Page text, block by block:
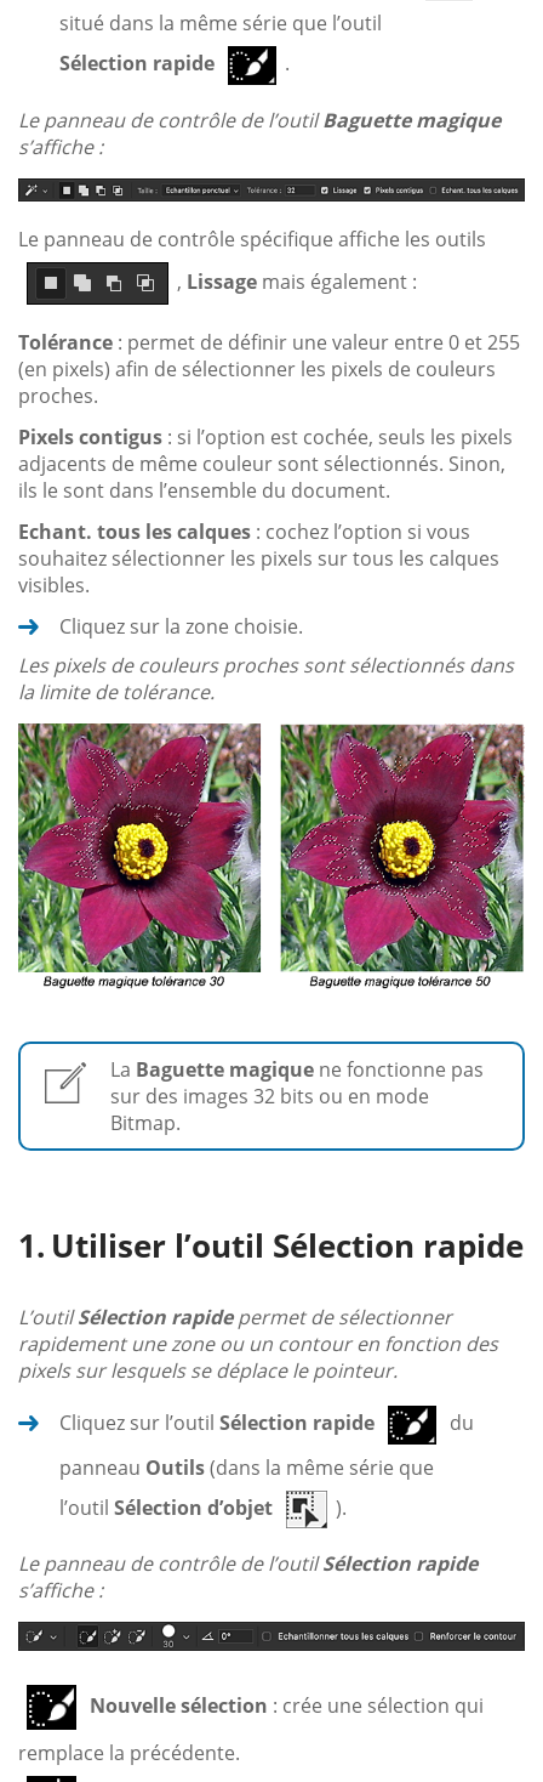
situé dans la même série que l’outil
Sélection rapide
.
Le panneau de contrôle de l’outilBaguette magique
s’affiche :
Le panneau de contrôle spécifique affiche les outils
, Lissage mais également :
Tolérance : permet de définir une valeur entre 0 et 255
(en pixels) afin de sélectionner les pixels de couleurs
proches.
Pixels contigus : si l’option est cochée, seuls les pixels
adjacents de même couleur sont sélectionnés. Sinon,
ils le sont dans l’ensemble du document.
Echant. tous les calques : cochez l’option si vous
souhaitez sélectionner les pixels sur tous les calques
visibles.
Cliquez sur la zone choisie.
Les pixels de couleurs proches sont sélectionnés dans
la limite de tolérance.
La Baguette magique ne fonctionne pas
sur des images 32 bits ou en mode
Bitmap.
Utiliser l’outil Sélection rapide
L’outilSélection rapidepermet de sélectionner
rapidement une zone ou un contour en fonction des
pixels sur lesquels se déplace le pointeur.
Cliquez sur l’outil Sélection rapide
du
panneau Outils(dans la même série que
l’outil Sélection d’objet ).
Le panneau de contrôle de l’outilSélection rapide
s’affiche :
Nouvelle sélection : crée une sélection qui
remplace la précédente.